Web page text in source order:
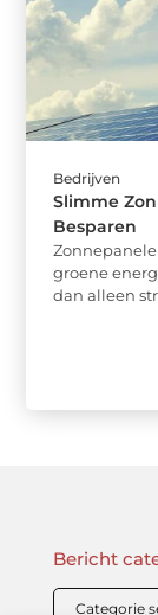
Bedrijven
Slimme
Besparen
groene
dan alleen
Bericht